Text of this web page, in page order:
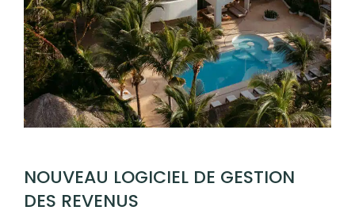
NOUVEAU LOGICIEL DE GESTION
DES REVENUS